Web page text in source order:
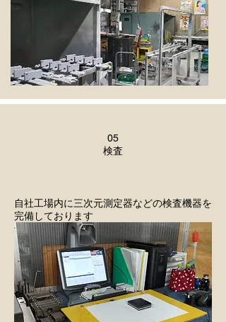
05
​検査
自社工場内に三次元測定器などの検査機器を
完備しております